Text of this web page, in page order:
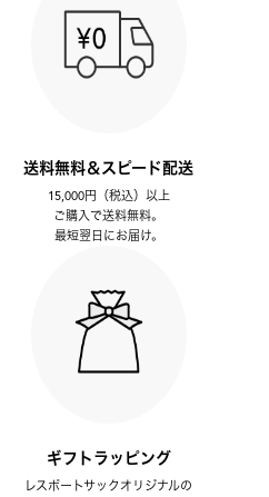
送料無料＆スピード配送
15,000円（税込）以上
ご購入で送料無料。
最短翌日にお届け。
ギフトラッピング
レスポートサックオリジナルの